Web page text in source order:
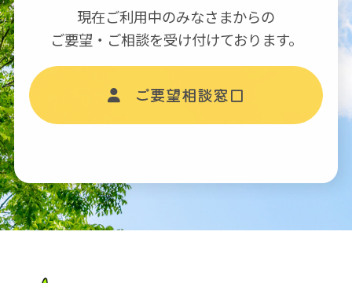
現在ご利用中のみなさまからの
ご要望・ご相談を受け付けております。
ご要望相談窓口